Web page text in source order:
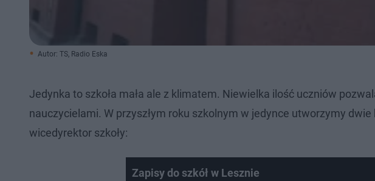
Autor: TS, Radio Eska
Jedynka to szkoła mała ale z klimatem. Niewielka ilość uczniów
nauczycielami. W przyszłym roku szkolnym w jedynce utworzymy
wicedyrektor szkoły:
Zapisy do szkół w Lesznie